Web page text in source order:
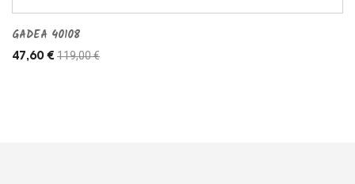
GADEA 40108
47,60 € 119,00 €